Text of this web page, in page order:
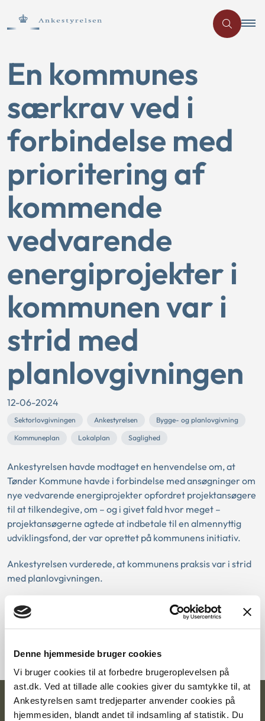
Denne hjemmeside bruger cookies
Vi bruger cookies til at forbedre brugeroplevelsen på
ast.dk. Ved at tillade alle cookies giver du samtykke til, at
Ankestyrelsen samt tredjeparter anvender cookies på
hjemmesiden, blandt andet til indsamling af statistik. Du
En kommunes
særkrav ved i
forbindelse med
prioritering af
kommende
vedvarende
energiprojekter i
kommunen var i
strid med
planlovgivningen
12-06-2024
Sektorlovgivningen Ankestyrelsen
Bygge- og planlovgivning
Kommuneplan
Lokalplan Saglighed
Ankestyrelsen havde modtaget en henvendelse om, at
Tønder Kommune havde i forbindelse med ansøgninger om
nye vedvarende energiprojekter opfordret projektansøgere
til at tilkendegive, om – og i givet fald hvor meget –
projektansøgerne agtede at indbetale til en almennyttig
udviklingsfond, der var oprettet på kommunens initiativ.
Ankestyrelsen vurderede, at kommunens praksis var i strid
med planlovgivningen.
Download PDF
Ankestyrelsen